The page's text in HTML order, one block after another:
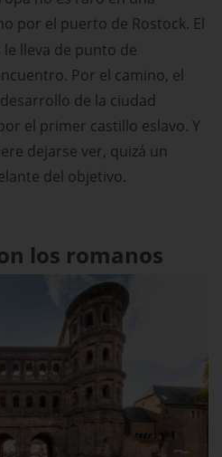
por el puerto de Rostock. El
lleva de punto de
Por el camino, el
de la ciudad
el primer castillo eslavo. Y
dejarse ver, quizá un
del objetivo.
los romanos